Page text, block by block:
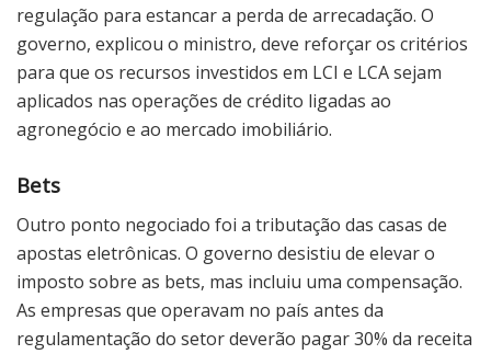
regulação para estancar a perda de arrecadação. O
governo, explicou o ministro, deve reforçar os critérios
para que os recursos investidos em LCI e LCA sejam
aplicados nas operações de crédito ligadas ao
agronegócio e ao mercado imobiliário.
Bets
Outro ponto negociado foi a tributação das casas de
apostas eletrônicas. O governo desistiu de elevar o
imposto sobre as bets, mas incluiu uma compensação.
As empresas que operavam no país antes da
regulamentação do setor deverão pagar 30% da receita